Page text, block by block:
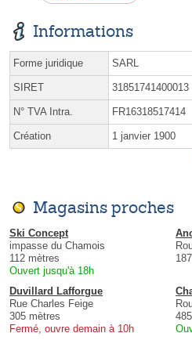
Informations
Forme juridique SARL
SIRET 31851741400013
N° TVA Intra. FR16318517414
Création 1 janvier 1900
Magasins proches
Ski Concept
impasse du Chamois
112 mètres
Ouvert jusqu'à 18h
Duvillard Lafforgue
Rue Charles Feige
305 mètres
Fermé, ouvre demain à 10h